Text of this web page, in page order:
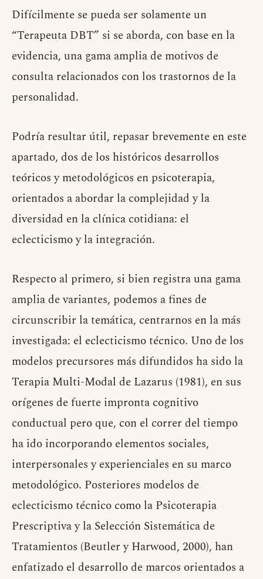
Difícilmente se pueda ser solamente un
“Terapeuta DBT” si se aborda, con base en la
evidencia, una gama amplia de motivos de
consulta relacionados con los trastornos de la
personalidad.
Podría resultar útil, repasar brevemente en este
apartado, dos de los históricos desarrollos
teóricos y metodológicos en psicoterapia,
orientados a abordar la complejidad y la
diversidad en la clínica cotidiana: el
eclecticismo y la integración.
Respecto al primero, si bien registra una gama
amplia de variantes, podemos a fines de
circunscribir la temática, centrarnos en la más
investigada: el eclecticismo técnico. Uno de los
modelos precursores más difundidos ha sido la
Terapia Multi-Modal de Lazarus (1981), en sus
orígenes de fuerte impronta cognitivo
conductual pero que, con el correr del tiempo
ha ido incorporando elementos sociales,
interpersonales y experienciales en su marco
metodológico. Posteriores modelos de
eclecticismo técnico como la Psicoterapia
Prescriptiva y la Selección Sistemática de
Tratamientos (Beutler y Harwood, 2000), han
enfatizado el desarrollo de marcos orientados a